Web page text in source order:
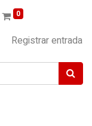
0
Registrar entrada